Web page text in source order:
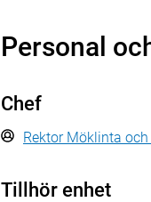
Personal
Chef
Rektor Möklinta
Tillhör enhet